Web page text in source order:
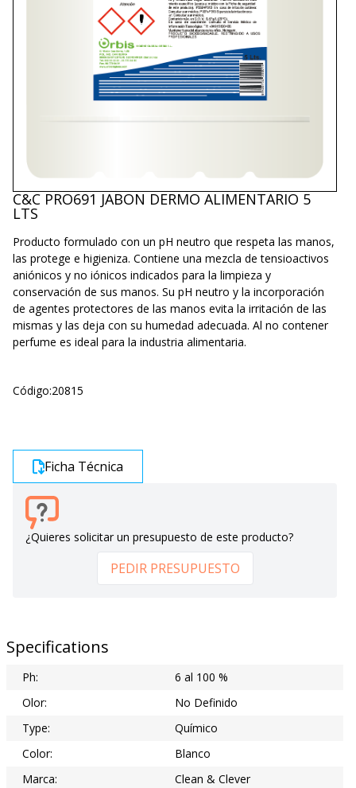
C&C PRO691 JABON DERMO ALIMENTARIO 5
LTS
Producto formulado con un pH neutro que respeta las manos,
las protege e higieniza. Contiene una mezcla de tensioactivos
aniónicos y no iónicos indicados para la limpieza y
conservación de sus manos. Su pH neutro y la incorporación
de agentes protectores de las manos evita la irritación de las
mismas y las deja con su humedad adecuada. Al no contener
perfume es ideal para la industria alimentaria.
Código:20815
Ficha Técnica
¿Quieres solicitar un presupuesto de este producto?
PEDIR PRESUPUESTO
Specifications
Ph:
6 al 100 %
Olor:
No Definido
Type:
Químico
Color:
Blanco
Marca:
Clean & Clever